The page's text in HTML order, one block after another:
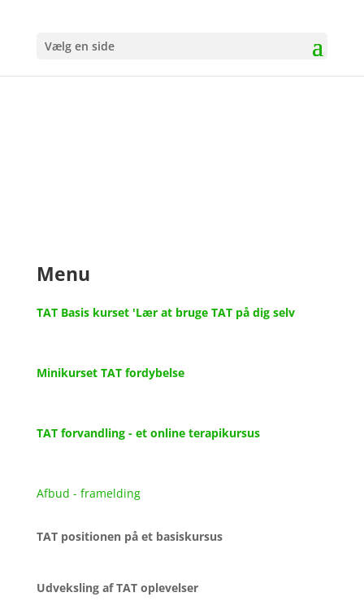
Vælg en side
Menu
TAT Basis kurset 'Lær at bruge TAT på dig selv
Minikurset TAT fordybelse
TAT forvandling - et online terapikursus
Afbud - framelding
TAT positionen på et basiskursus
Udveksling af TAT oplevelser